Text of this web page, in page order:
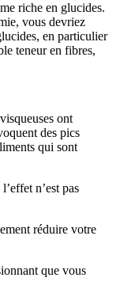
riche en glucides.
vous devriez
en particulier
teneur en fibres,
ont
des pics
qui sont
n’est pas
réduire votre
que vous